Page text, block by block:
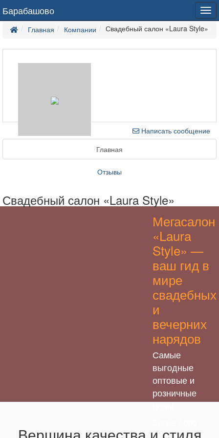
Барабашово
Главная Компании Свадебный салон «Laura Style»
Написать сообщение
Главная
Отзывы
Свадебный салон «Laura Style»
Мегасалон
«Laura
Style» —
ваш гид в
мире
свадебных
и
вечерних
нарядов
Самые
выгодные
оптовые и
розничные
цены
товарных
Ассортимент